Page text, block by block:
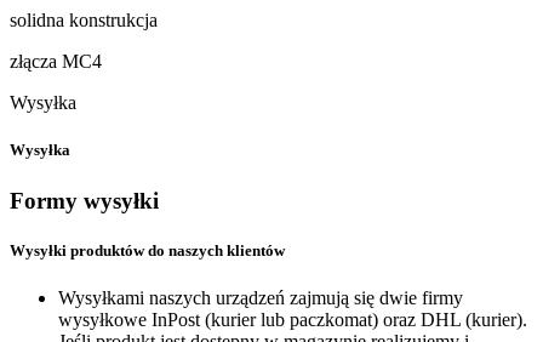
solidna konstrukcja
złącza MC4
Wysyłka
Wysyłka
Formy wysyłki
Wysyłki produktów do naszych klientów
Wysyłkami naszych urządzeń zajmują się dwie firmy
wysyłkowe InPost (kurier lub paczkomat) oraz DHL (kurier).